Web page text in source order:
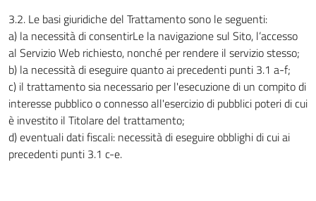
3.2. Le basi giuridiche del Trattamento sono le seguenti:
a) la necessità di consentirLe la navigazione sul Sito, l’accesso
al Servizio Web richiesto, nonché per rendere il servizio stesso;
b) la necessità di eseguire quanto ai precedenti punti 3.1 a-f;
c) il trattamento sia necessario per l'esecuzione di un compito di
interesse pubblico o connesso all'esercizio di pubblici poteri di cui
è investito il Titolare del trattamento;
d) eventuali dati fiscali: necessità di eseguire obblighi di cui ai
precedenti punti 3.1 c-e.